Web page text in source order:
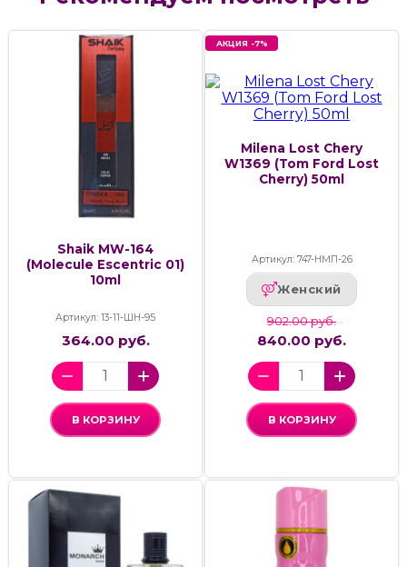
Shaik MW-164
(Molecule Escentric 01)
10ml
Артикул: 13-11-ШН-95
364.00 руб.
В КОРЗИНУ
АКЦИЯ -7%
Milena Lost Chery
W1369 (Tom Ford Lost
Cherry) 50ml
Артикул: 747-НМП-26
Женский
902.00 руб.
840.00 руб.
В КОРЗИНУ